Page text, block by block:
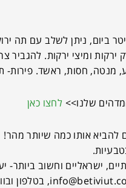
לשמור על צריכת מים מספקת, 1.5-2
ירקות ומיצי ירקות.
מנטה, חסות, ראשד. פירות-
שלנו>> לחצו כאן
להביא אותו כמה שיותר מהר!
ישראליים וחשוב ביותר-
, בטלפון